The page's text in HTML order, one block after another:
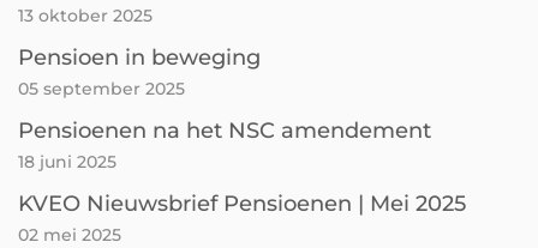
13 oktober 2025
Pensioen in beweging
05 september 2025
Pensioenen na het NSC amendement
18 juni 2025
KVEO Nieuwsbrief Pensioenen | Mei 2025
02 mei 2025